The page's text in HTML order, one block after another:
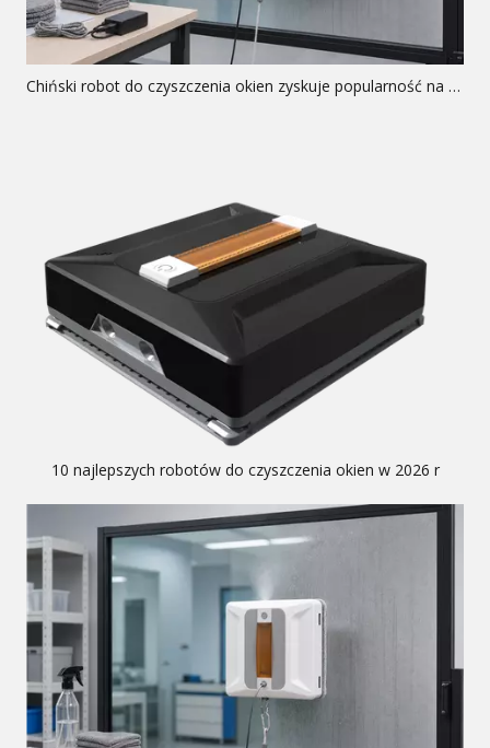
Chiński robot do czyszczenia okien zyskuje popularność na całym świecie Dlaczego: Analiza globalna
10 najlepszych robotów do czyszczenia okien w 2026 r